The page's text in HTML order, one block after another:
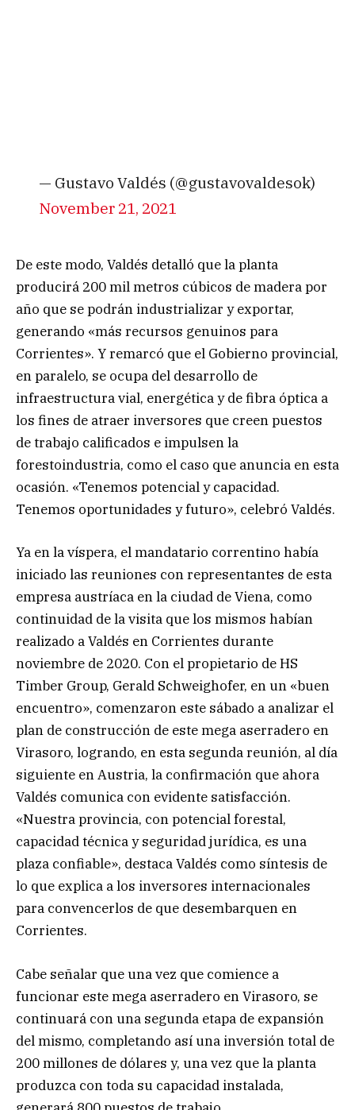
— Gustavo Valdés (@gustavovaldesok)
November 21, 2021
De este modo, Valdés detalló que la planta
producirá 200 mil metros cúbicos de madera por
año que se podrán industrializar y exportar,
generando «más recursos genuinos para
Corrientes». Y remarcó que el Gobierno provincial,
en paralelo, se ocupa del desarrollo de
infraestructura vial, energética y de fibra óptica a
los fines de atraer inversores que creen puestos
de trabajo calificados e impulsen la
forestoindustria, como el caso que anuncia en esta
ocasión. «Tenemos potencial y capacidad.
Tenemos oportunidades y futuro», celebró Valdés.
Ya en la víspera, el mandatario correntino había
iniciado las reuniones con representantes de esta
empresa austríaca en la ciudad de Viena, como
continuidad de la visita que los mismos habían
realizado a Valdés en Corrientes durante
noviembre de 2020. Con el propietario de HS
Timber Group, Gerald Schweighofer, en un «buen
encuentro», comenzaron este sábado a analizar el
plan de construcción de este mega aserradero en
Virasoro, logrando, en esta segunda reunión, al día
siguiente en Austria, la confirmación que ahora
Valdés comunica con evidente satisfacción.
«Nuestra provincia, con potencial forestal,
capacidad técnica y seguridad jurídica, es una
plaza confiable», destaca Valdés como síntesis de
lo que explica a los inversores internacionales
para convencerlos de que desembarquen en
Corrientes.
Cabe señalar que una vez que comience a
funcionar este mega aserradero en Virasoro, se
continuará con una segunda etapa de expansión
del mismo, completando así una inversión total de
200 millones de dólares y, una vez que la planta
produzca con toda su capacidad instalada,